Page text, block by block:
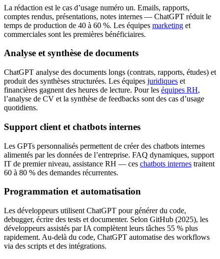
La rédaction est le cas d’usage numéro un. Emails, rapports,
comptes rendus, présentations, notes internes — ChatGPT réduit le
temps de production de 40 à 60 %. Les équipes marketing et
commerciales sont les premières bénéficiaires.
Analyse et synthèse de documents
ChatGPT analyse des documents longs (contrats, rapports, études) et
produit des synthèses structurées. Les équipes juridiques et
financières gagnent des heures de lecture. Pour les équipes RH,
l’analyse de CV et la synthèse de feedbacks sont des cas d’usage
quotidiens.
Support client et chatbots internes
Les GPTs personnalisés permettent de créer des chatbots internes
alimentés par les données de l’entreprise. FAQ dynamiques, support
IT de premier niveau, assistance RH — ces chatbots internes traitent
60 à 80 % des demandes récurrentes.
Programmation et automatisation
Les développeurs utilisent ChatGPT pour générer du code,
debugger, écrire des tests et documenter. Selon GitHub (2025), les
développeurs assistés par IA complètent leurs tâches 55 % plus
rapidement. Au-delà du code, ChatGPT automatise des workflows
via des scripts et des intégrations.